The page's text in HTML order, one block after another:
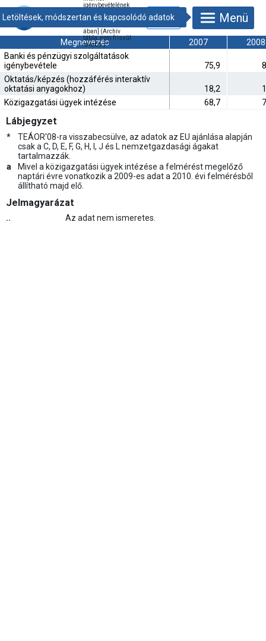
igénybevételének
használó
ában] (Archív
tábla, nem frissül
tovább.)*
Menü
Megnevezés 2007
2008
Banki és pénzügyi szolgáltatások
igénybevétele
75,9
Oktatás/képzés (hozzáférés interaktív
oktatási anyagokhoz)
18,2
Közigazgatási ügyek intézése
68,7
Lábjegyzet
*
TEÁOR'08-ra visszabecsülve, az adatok az EU ajánlása alapján
csak a C, D, E, F, G, H, I, J és L nemzetgazdasági ágakat
tartalmazzák.
a
Mivel a közigazgatási ügyek intézése a felmérést megelőző
naptári évre vonatkozik a 2009-es adat a 2010. évi felmérésből
állítható majd elő.
Jelmagyarázat
.. Az adat nem ismeretes.